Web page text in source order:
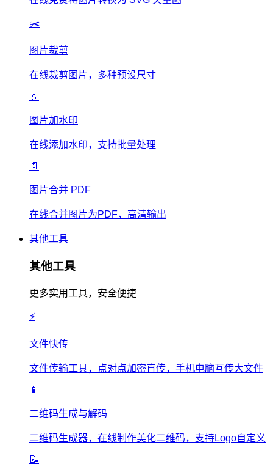
✂️
图片裁剪
在线裁剪图片，多种预设尺寸
💧
图片加水印
在线添加水印，支持批量处理
📄
图片合并 PDF
在线合并图片为PDF，高清输出
其他工具
其他工具
更多实用工具，安全便捷
⚡
文件快传
文件传输工具，点对点加密直传，手机电脑互传大文件
📱
二维码生成与解码
二维码生成器，在线制作美化二维码，支持Logo自定义
📝